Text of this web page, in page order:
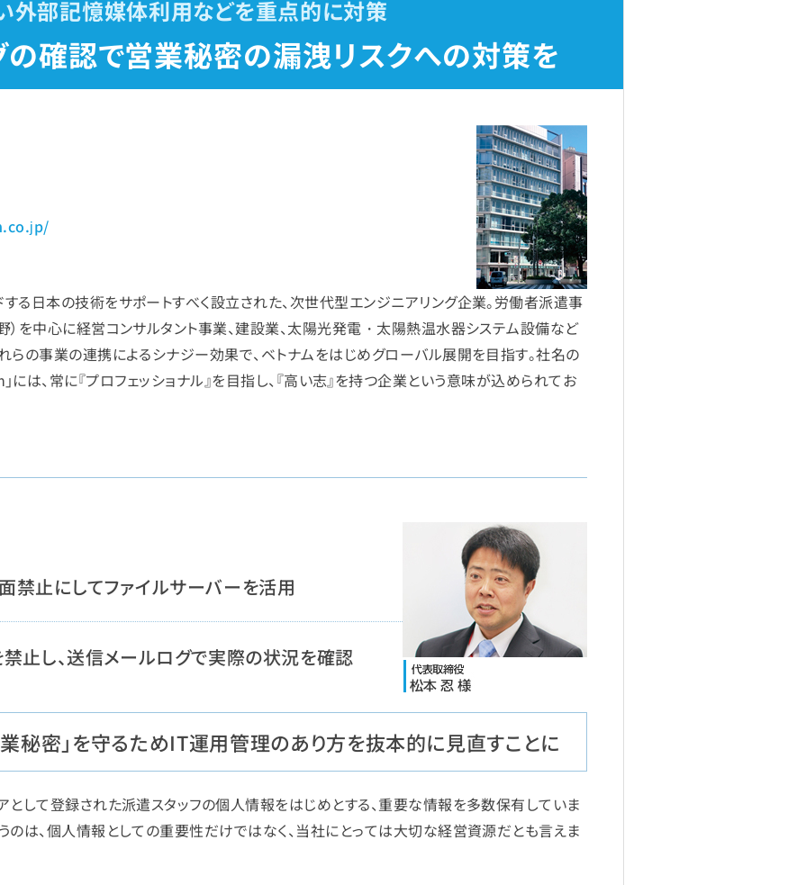
外部記憶媒体利用などを重点的に対策
の確認で営業秘密の漏洩リスクへの対策を
る日本の技術をサポートすべく設立された、次世代型エンジニアリング企業。労働者派遣事
）を中心に経営コンサルタント事業、建設業、太陽光発電・太陽熱温水器システム設備など
らの事業の連携によるシナジー効果で、ベトナムをはじめグローバル展開を目指す。社名の
は、常に『プロフェッショナル』を目指し、『高い志』を持つ企業という意味が込められてお
禁止にしてファイルサーバーを活用
止し、送信メールログで実際の状況を確認
秘密」を守るためIT運用管理のあり方を抜本的に見直すことに
として登録された派遣スタッフの個人情報をはじめとする、重要な情報を多数保有していま
のは、個人情報としての重要性だけではなく、当社にとっては大切な経営資源だとも言えま